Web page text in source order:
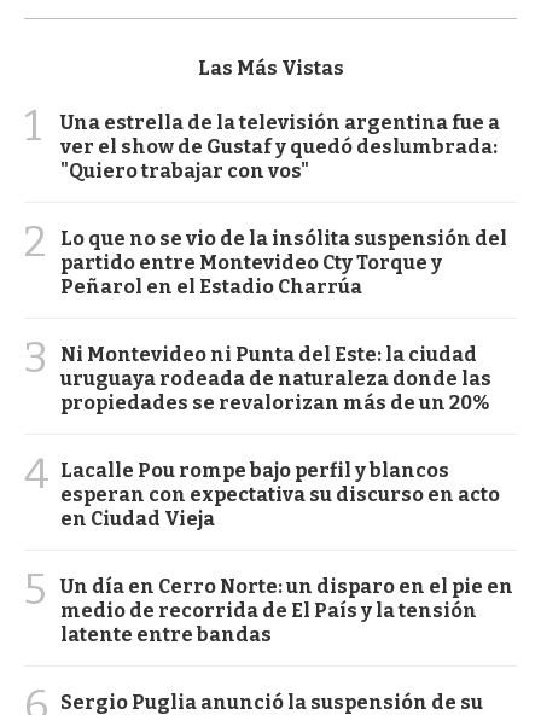
Las Más Vistas
1
Una estrella de la televisión argentina fue a
ver el show de Gustaf y quedó deslumbrada:
"Quiero trabajar con vos"
2
Lo que no se vio de la insólita suspensión del
partido entre Montevideo Cty Torque y
Peñarol en el Estadio Charrúa
3
Ni Montevideo ni Punta del Este: la ciudad
uruguaya rodeada de naturaleza donde las
propiedades se revalorizan más de un 20%
4 Lacalle Pou rompe bajo perfil y blancos
esperan con expectativa su discurso en acto
en Ciudad Vieja
5
Un día en Cerro Norte: un disparo en el pie en
medio de recorrida de El País y la tensión
latente entre bandas
Sergio Puglia anunció la suspensión de su